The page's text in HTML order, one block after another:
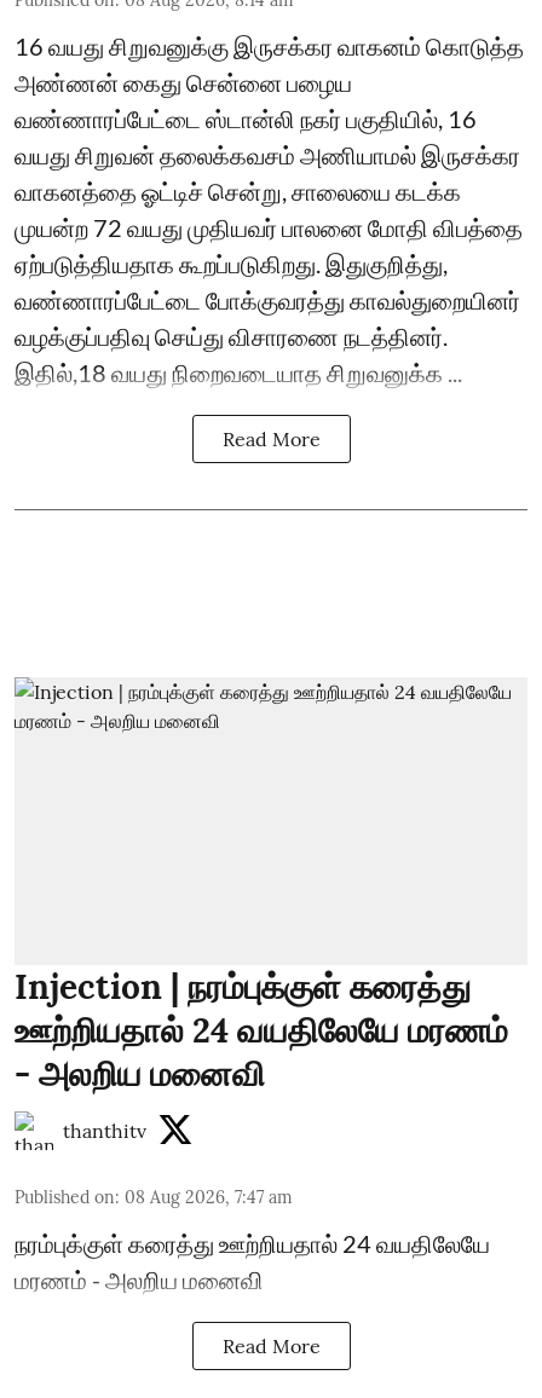
16 வயது சிறுவனுக்கு இருசக்கர வாகனம் கொடுத்த
அண்ணன் கைது சென்னை பழைய
வண்ணாரப்பேட்டை ஸ்டான்லி நகர் பகுதியில், 16
வயது சிறுவன் தலைக்கவசம் அணியாமல் இருசக்கர
வாகனத்தை ஓட்டிச் சென்று, சாலையை கடக்க
முயன்ற 72 வயது முதியவர் பாலனை மோதி விபத்தை
ஏற்படுத்தியதாக கூறப்படுகிறது. இதுகுறித்து,
வண்ணாரப்பேட்டை போக்குவரத்து காவல்துறையினர்
வழக்குப்பதிவு செய்து விசாரணை நடத்தினர்.
இதில்,18 வயது நிறைவடையாத சிறுவனுக்க ...
Read More
Injection | நரம்புக்குள் கரைத்து
ஊற்றியதால் 24 வயதிலேயே மரணம்
- அலறிய மனைவி
thanthitv
Published on: 08 Aug 2026, 7:47 am
நரம்புக்குள் கரைத்து ஊற்றியதால் 24 வயதிலேயே
மரணம் - அலறிய மனைவி
Read More